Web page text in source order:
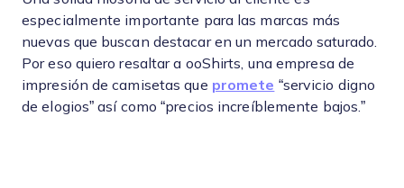
especialmente importante para las marcas más
nuevas que buscan destacar en un mercado saturado.
Por eso quiero resaltar a ooShirts, una empresa de
impresión de camisetas que promete “servicio digno
de elogios” así como “precios increíblemente bajos.”